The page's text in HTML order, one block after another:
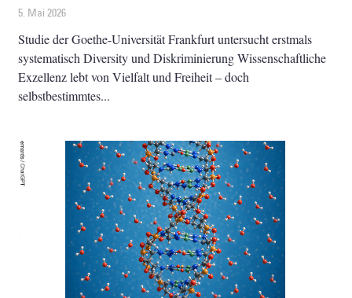
5. Mai 2026
Studie der Goethe-Universität Frankfurt untersucht erstmals
systematisch Diversity und Diskriminierung Wissenschaftliche
Exzellenz lebt von Vielfalt und Freiheit – doch
selbstbestimmtes